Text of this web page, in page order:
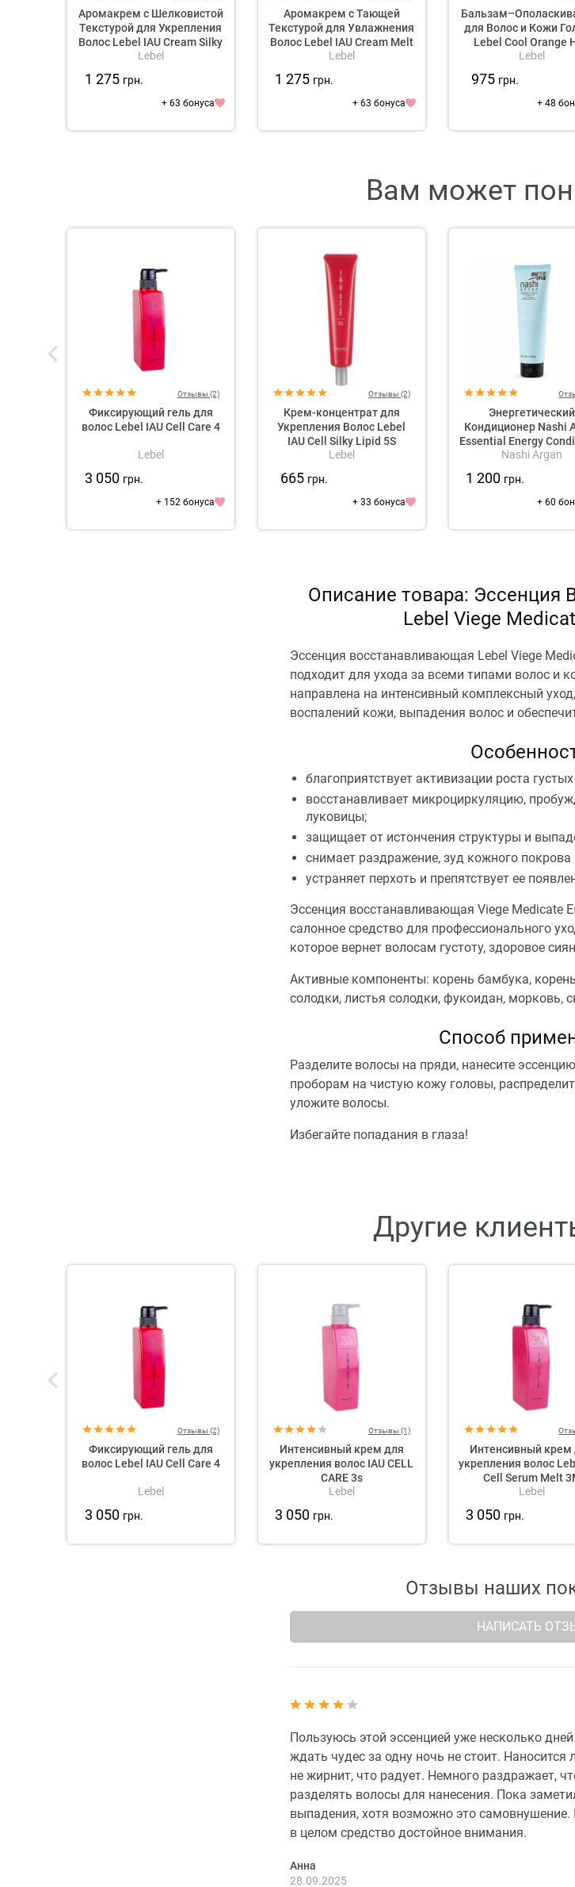
Аромакрем с Шелковистой
Текстурой для Укрепления
Волос Lebel IAU Cream Silky
Repair
Lebel
1 275 грн.
+ 63 бонуса
Аромакрем с Тающей
Текстурой для Увлажнения
Волос Lebel IAU Cream Melt
Repair
Lebel
1 275 грн.
+ 63 бонуса
для Волос и Кожи
Lebel Cool Orange
Rinse
Lebel
975 грн.
+ 48
Вам может
Отзывы (2)
Фиксирующий гель для
волос Lebel IAU Cell Care 4
Lebel
3 050 грн.
+ 152 бонуса
Отзывы (2)
Крем-концентрат для
Укрепления Волос Lebel
IAU Cell Silky Lipid 5S
Lebel
665 грн.
+ 33 бонуса
Энергетический
Кондиционер Nashi
Essential Energy
Nashi Argan
1 200 грн.
+ 60
Описание товара: Эссенция
Lebel Viege
Эссенция восстанавливающая Lebel Viege
подходит для ухода за всеми типами волос и
направлена на интенсивный комплексный
воспалений кожи, выпадения волос и
благоприятствует активизации роста
восстанавливает микроциркуляцию,
луковицы;
защищает от истончения структуры и
снимает раздражение, зуд кожного покрова
устраняет перхоть и препятствует ее
Эссенция восстанавливающая Viege Medicate
салонное средство для профессионального
которое вернет волосам густоту, здоровое
Активные компоненты: корень бамбука,
солодки, листья солодки, фукоидан, морковь,
Способ
Разделите волосы на пряди, нанесите
проборам на чистую кожу головы,
уложите волосы.
Избегайте попадания в глаза!
Другие
Отзывы (2)
Фиксирующий гель для
волос Lebel IAU Cell Care 4
Lebel
3 050 грн.
Отзывы (1)
Интенсивный крем для
укрепления волос IAU CELL
CARE 3s
Lebel
3 050 грн.
Интенсивный крем
укрепления волос
Cell Serum Melt
Lebel
3 050 грн.
Отзывы наших
НАПИСАТЬ
Пользуюсь этой эссенцией уже несколько
ждать чудес за одну ночь не стоит. Наносится
не жирнит, что радует. Немного раздражает,
разделять волосы для нанесения. Пока
выпадения, хотя возможно это
в целом средство достойное внимания.
Анна
28.09.2025